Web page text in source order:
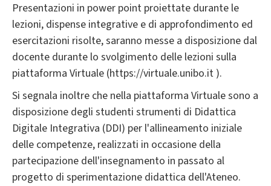
Presentazioni in power point proiettate durante le
lezioni, dispense integrative e di approfondimento ed
esercitazioni risolte, saranno messe a disposizione dal
docente durante lo svolgimento delle lezioni sulla
piattaforma Virtuale (https://virtuale.unibo.it ).
Si segnala inoltre che nella piattaforma Virtuale sono a
disposizione degli studenti strumenti di Didattica
Digitale Integrativa (DDI) per l'allineamento iniziale
delle competenze, realizzati in occasione della
partecipazione dell'insegnamento in passato al
progetto di sperimentazione didattica dell'Ateneo.